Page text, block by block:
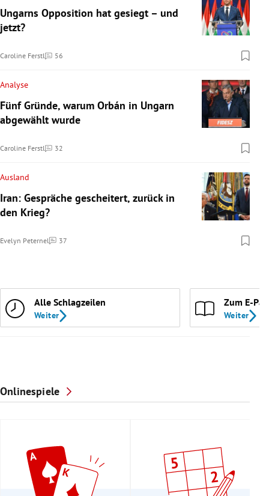
Ungarns Opposition hat gesiegt – und
jetzt?
Caroline Ferstl 56
Kommentare
Analyse
Fünf Gründe, warum Orbán in Ungarn
abgewählt wurde
Caroline Ferstl 32
Kommentare
Ausland
Iran: Gespräche gescheitert, zurück in
den Krieg?
Evelyn Peternel 37
Kommentare
Alle Schlagzeilen
Weiter
Zum E-
Weiter
Onlinespiele